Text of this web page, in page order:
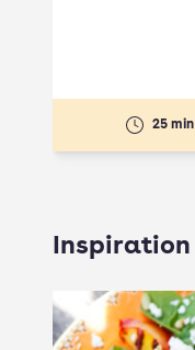
25 min
Inspiration